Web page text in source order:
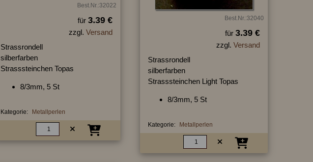
Best.Nr.:32022
für 3.39 €
zzgl. Versand
Strassrondell
silberfarben
Strasssteinchen Topas
8/3mm, 5 St
Kategorie: Metallperlen
Best.Nr.:32040
für 3.39 €
zzgl. Versand
Strassrondell
silberfarben
Strasssteinchen Light Topas
8/3mm, 5 St
Kategorie: Metallperlen